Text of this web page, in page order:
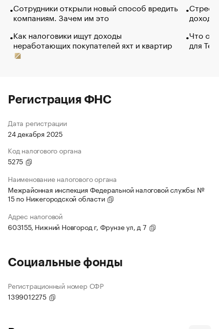
Сотрудники открыли новый способ вредить
компаниям. Зачем им это
Как налоговики ищут доходы
неработающих покупателей яхт и квартир
Что
для
Регистрация ФНС
Дата регистрации
24 декабря 2025
Код налогового органа
5275
Наименование налогового органа
Межрайонная инспекция Федеральной налоговой службы №
15 по Нижегородской области
Адрес налоговой
603155, Нижний Новгород г, Фрунзе ул, д 7
Социальные фонды
Регистрационный номер СФР
1399012275